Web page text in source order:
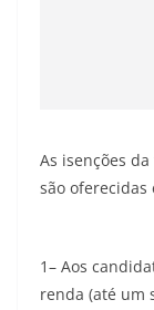
As isenções
são
1– Aos
renda (até um